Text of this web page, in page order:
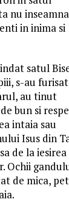
nu
in inima si
satul
s-au
au tinut
bun si
intaia sau
Isus din
de la iesirea
Ochii
de mica,